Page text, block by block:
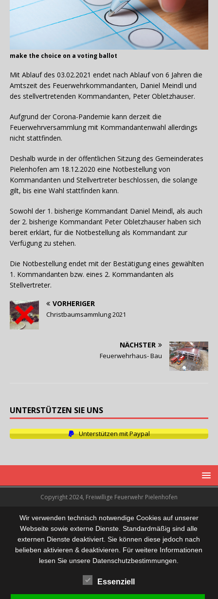
make the choice on a voting ballot
Mit Ablauf des 03.02.2021 endet nach Ablauf von 6 Jahren die
Amtszeit des Feuerwehrkommandanten, Daniel Meindl und
des stellvertretenden Kommandanten, Peter Obletzhauser.
Aufgrund der Corona-Pandemie kann derzeit die
Feuerwehrversammlung mit Kommandantenwahl allerdings
nicht stattfinden.
Deshalb wurde in der öffentlichen Sitzung des Gemeinderates
Pielenhofen am 18.12.2020 eine Notbestellung von
Kommandanten und Stellvertreter beschlossen, die solange
gilt, bis eine Wahl stattfinden kann.
Sowohl der 1. bisherige Kommandant Daniel Meindl, als auch
der 2. bisherige Kommandant Peter Obletzhauser haben sich
bereit erklärt, für die Notbestellung als Kommandant zur
Verfügung zu stehen.
Die Notbestellung endet mit der Bestätigung eines gewählten
1. Kommandanten bzw. eines 2. Kommandanten als
Stellvertreter.
VORHERIGER
Christbaumsammlung 2021
NÄCHSTER
Feuerwehrhaus- Bau
UNTERSTÜTZEN SIE UNS
Unterstützen mit Paypal
Copyright 2024, Freiwillige Feuerwehr Pielenhofen
Wir verwenden technisch notwendige Cookies auf unserer
Webseite sowie externe Dienste. Standardmäßig sind alle
externen Dienste deaktiviert. Sie können diese jedoch nach
belieben aktivieren & deaktivieren. Für weitere Informationen
lesen Sie unsere Datenschutzbestimmungen.
Essenziell